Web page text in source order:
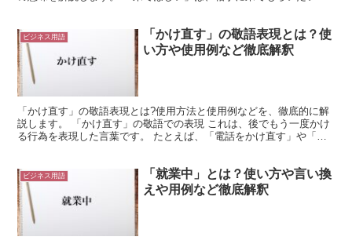
ビジネス用語
「かけ直す」の敬語表現とは？使
い方や使用例など徹底解釈
「かけ直す」の敬語表現とは?使用方法と使用例などを、徹底的に解
説します。 「かけ直す」の敬語での表現 これは、後でもう一度かけ
る行為を表現した言葉です。 たとえば、「電話をかけ直す」や「後
ビジネス用語
「就業中」とは？使い方や言い換
えや用例など徹底解釈